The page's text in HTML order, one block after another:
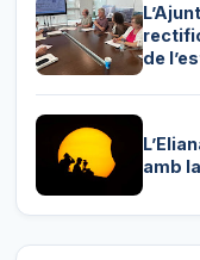
de
amb